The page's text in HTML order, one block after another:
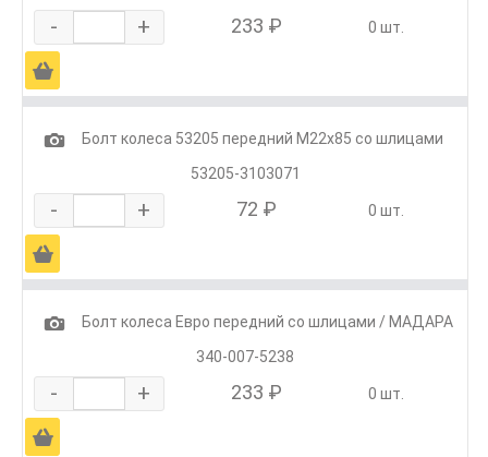
- + 233 ₽ 0 шт.
Ä
1
Болт колеса 53205 передний М22х85 со шлицами
53205-3103071
- + 72 ₽ 0 шт.
Ä
1
Болт колеса Евро передний со шлицами / МАДАРА
340-007-5238
- + 233 ₽ 0 шт.
Ä